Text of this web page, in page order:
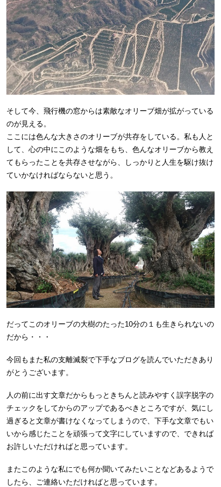
そして今、飛行機の窓からは素敵なオリーブ畑が拡がっている
のが見える。
ここには色んな大きさのオリーブが共存をしている。私も人と
して、心の中にこのような畑をもち、色んなオリーブから教え
てもらったことを共存させながら、しっかりと人生を駆け抜け
ていかなければならないと思う。
だってこのオリーブの大樹のたった10分の１も生きられないの
だから・・・
今回もまた私の支離滅裂で下手なブログを読んでいただきあり
がとうございます。
人の前に出す文章だからもっときちんと読みやすく誤字脱字の
チェックをしてからのアップであるべきところですが、気にし
過ぎると文章が書けなくなってしまうので、下手な文章でもい
いから感じたことを頑張って文字にしていますので、できれば
お許しいただければと思っています。
またこのような私にでも何か聞いてみたいことなどあるようで
したら、ご連絡いただければと思っています。